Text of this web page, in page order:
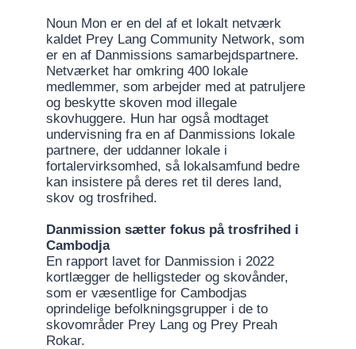
Noun Mon er en del af et lokalt netværk
kaldet Prey Lang Community Network, som
er en af Danmissions samarbejdspartnere.
Netværket har omkring 400 lokale
medlemmer, som arbejder med at patruljere
og beskytte skoven mod illegale
skovhuggere. Hun har også modtaget
undervisning fra en af Danmissions lokale
partnere, der uddanner lokale i
fortalervirksomhed, så lokalsamfund bedre
kan insistere på deres ret til deres land,
skov og trosfrihed.
Danmission sætter fokus på trosfrihed i
Cambodja
En rapport lavet for Danmission i 2022
kortlægger de helligsteder og skovånder,
som er væsentlige for Cambodjas
oprindelige befolkningsgrupper i de to
skovområder Prey Lang og Prey Preah
Rokar.